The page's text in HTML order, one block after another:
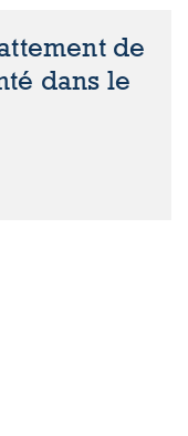
de
dans le